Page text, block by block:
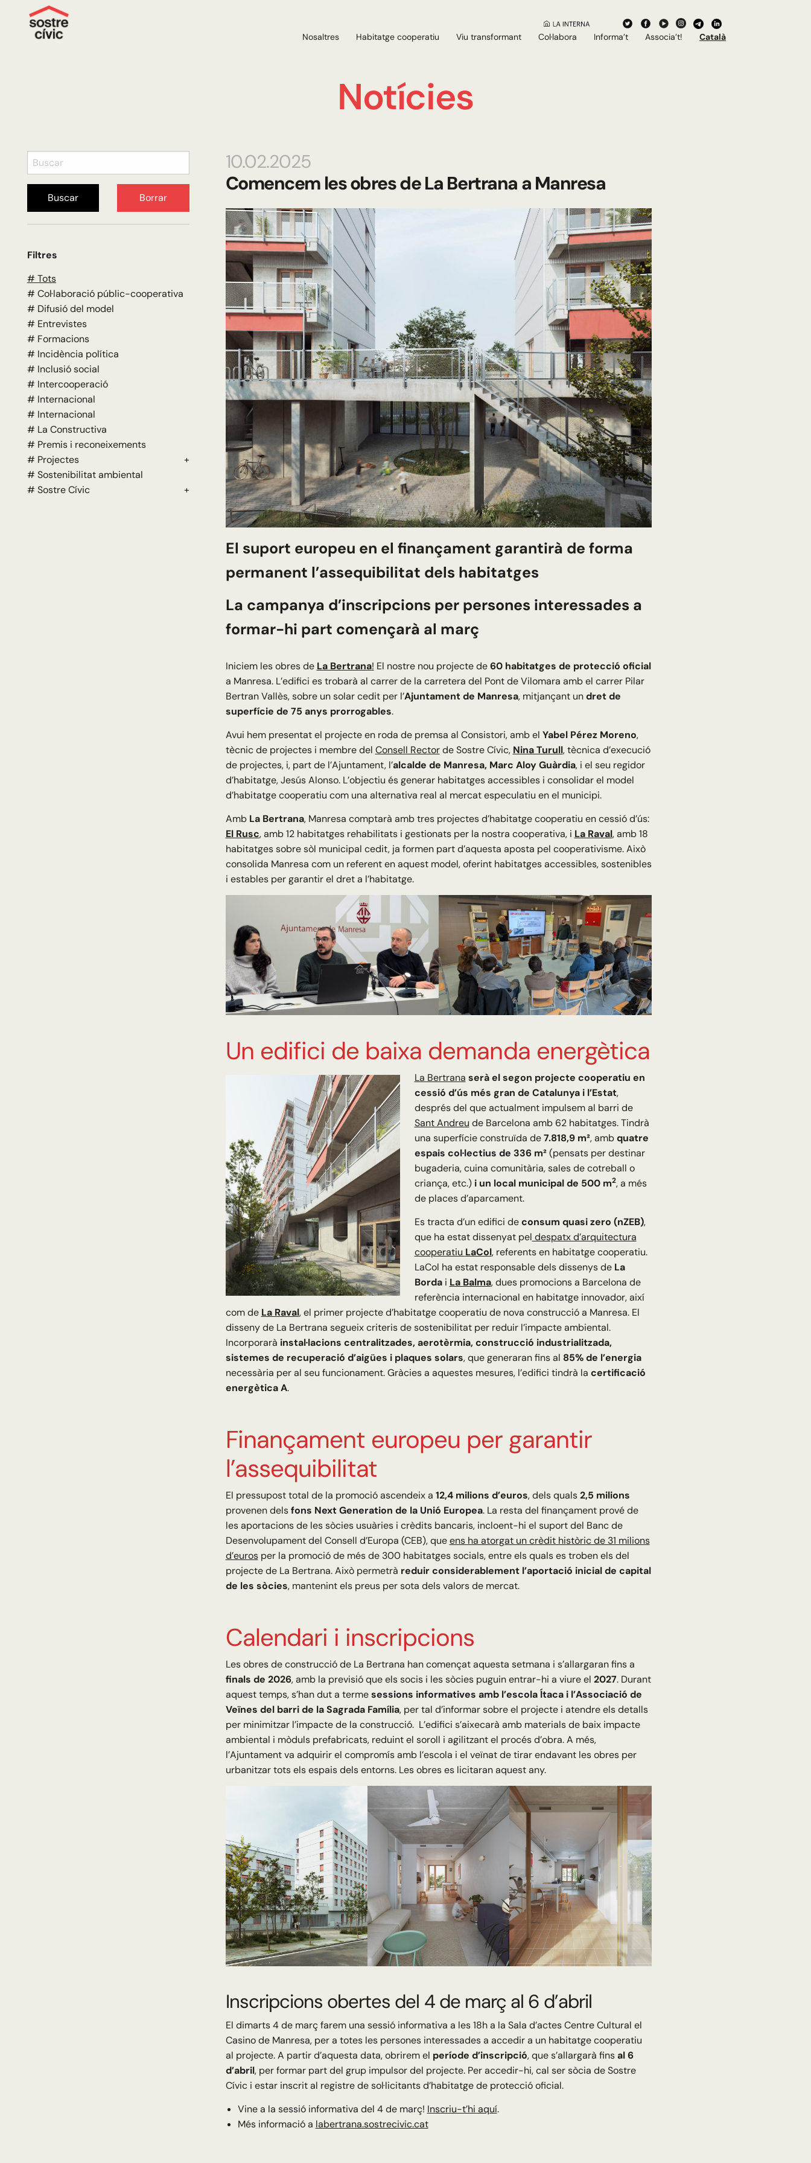
Nosaltres Habitatge cooperatiu Viu transformant Col·labora Informa’t Associa’t! Català
Notícies
Buscar Borrar
Filtres
# Tots
# Col·laboració públic-cooperativa
# Difusió del model
# Entrevistes
# Formacions
# Incidència política
# Inclusió social
# Intercooperació
# Internacional
# Internacional
# La Constructiva
# Premis i reconeixements
# Projectes
+
# Sostenibilitat ambiental
# Sostre Cívic
+
10.02.2025
Comencem les obres de La Bertrana a Manresa
El suport europeu en el finançament garantirà de forma
permanent l’assequibilitat dels habitatges
La campanya d’inscripcions per persones interessades a
formar-hi part començarà al març
Iniciem les obres de La Bertrana! El nostre nou projecte de60 habitatges de protecció oficial
a Manresa. L’edifici es trobarà al carrer de la carretera del Pont de Vilomara amb el carrer Pilar
Bertran Vallès, sobre un solar cedit per l’Ajuntament de Manresa, mitjançant undret de
superfície de 75 anys prorrogables.
Avui hem presentat el projecte en roda de premsa al Consistori, amb el Yabel Pérez Moreno,
tècnic de projectes i membre del Consell Rectorde Sostre Cívic, Nina Turull, tècnica d’execució
de projectes, i, part de l’Ajuntament, l’alcalde de Manresa, Marc Aloy Guàrdia, i el seu regidor
d’habitatge, Jesús Alonso. L’objectiu és generar habitatges accessibles i consolidar el model
d’habitatge cooperatiu com una alternativa real al mercat especulatiu en el municipi.
Amb La Bertrana, Manresa comptarà amb tres projectes d’habitatge cooperatiu en cessió d’ús:
El Rusc, amb 12 habitatges rehabilitats i gestionats per la nostra cooperativa, i La Raval, amb 18
habitatges sobre sòl municipal cedit, ja formen part d’aquesta aposta pel cooperativisme. Això
consolida Manresa com un referent en aquest model, oferint habitatges accessibles, sostenibles
i estables per garantir el dret a l’habitatge.
Un edifici de baixa demanda energètica
La Bertrana serà el segon projecte cooperatiu en
cessió d’ús més gran de Catalunya i l’Estat,
després del que actualment impulsem al barri de
Sant Andreu de Barcelona amb 62 habitatges. Tindrà
una superfície construïda de7.818,9 m², ambquatre
espais col·lectius de 336 m²(pensats per destinar
bugaderia, cuina comunitària, sales de cotreball o
criança, etc.) i un local municipal de 500 m2, a més
de places d’aparcament.
Es tracta d’un edifici deconsum quasi zero (nZEB),
que ha estat dissenyat pel despatx d’arquitectura
cooperatiu LaCol, referents en habitatge cooperatiu.
LaCol ha estat responsable dels dissenys de La
Bordai La Balma, dues promocions a Barcelona de
referència internacional en habitatge innovador, així
com de La Raval, el primer projecte d’habitatge cooperatiu de nova construcció a Manresa. El
disseny de La Bertrana segueix criteris de sostenibilitat per reduir l’impacte ambiental.
Incorporarà instal·lacions centralitzades, aerotèrmia, construcció industrialitzada,
sistemes de recuperació d’aigües i plaques solars, que generaran fins al 85% de l’energia
necessària per al seu funcionament. Gràcies a aquestes mesures, l’edifici tindrà la certificació
energètica A.
Finançament europeu per garantir
l’assequibilitat
El pressupost total de la promoció ascendeix a 12,4 milions d’euros, dels quals2,5 milions
provenen delsfons Next Generation de la Unió Europea. La resta del finançament prové de
les aportacions de les sòcies usuàries i crèdits bancaris, incloent-hi el suport del Banc de
Desenvolupament del Consell d’Europa (CEB), queens ha atorgat un crèdit històric de 31 milions
d’eurosper la promoció de més de 300 habitatges socials, entre els quals es troben els del
projecte de La Bertrana. Això permetrà reduir considerablement l’aportació inicial de capital
de les sòcies, mantenint els preus per sota dels valors de mercat.
Calendari i inscripcions
Les obres de construcció de La Bertrana han començat aquesta setmana i s’allargaran fins a
finals de 2026, amb la previsió que els socis i les sòcies puguin entrar-hi a viure el 2027. Durant
aquest temps, s’han dut a termesessions informatives amb l’escola Ítaca i l’Associació de
Veïnes del barri de la Sagrada Família, per tal d’informar sobre el projecte i atendre els detalls
per minimitzar l’impacte de la construcció. L’edifici s’aixecarà amb materials de baix impacte
ambiental i mòduls prefabricats, reduint el soroll i agilitzant el procés d’obra. A més,
l’Ajuntament va adquirir el compromís amb l’escola i el veïnat de tirar endavant les obres per
urbanitzar tots els espais dels entorns. Les obres es licitaran aquest any.
Inscripcions obertes del 4 de març al 6 d’abril
El dimarts 4 de març farem una sessió informativa a les 18h a la Sala d’actes Centre Cultural el
Casino de Manresa, per a totes les persones interessades a accedir a un habitatge cooperatiu
al projecte. A partir d’aquesta data, obrirem el període d’inscripció, que s’allargarà finsal 6
d’abril, per formar part del grup impulsor del projecte. Per accedir-hi, cal ser sòcia de Sostre
Cívic i estar inscrit al registre de sol·licitants d’habitatge de protecció oficial.
Vine a la sessió informativa del 4 de març! Inscriu-t’hi aquí.
Més informació a labertrana.sostrecivic.cat